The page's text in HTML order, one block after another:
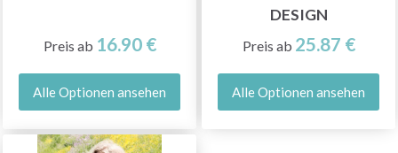
Preis ab 16.90 €
Alle Optionen ansehen
DESIGN
Preis ab 25.87 €
Alle Optionen ansehen